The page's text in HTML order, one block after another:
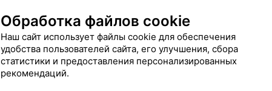
Сидорова
Обработка файлов cookie
Наш сайт использует файлы cookie для обеспечения
удобства пользователей сайта, его улучшения, сбора
статистики и предоставления персонализированных
рекомендаций.